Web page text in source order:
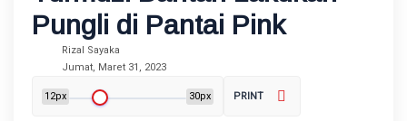
Pungli di Pantai Pink
Rizal Sayaka
Jumat, Maret 31, 2023
12px 30px PRINT